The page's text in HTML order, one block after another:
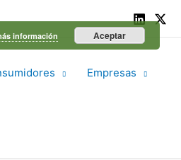
Empresas
información Aceptar